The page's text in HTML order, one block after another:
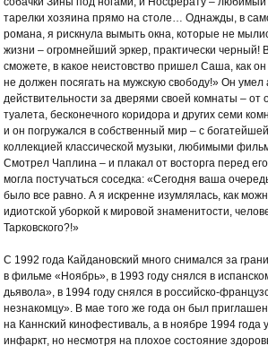
тарелки хозяина прямо на столе… Однажды, в
романа, я рискнула вымыть окна, которые не
жизни – огромнейший эркер, практически черный!
сможете, в какое неистовство пришел Саша, как
не должен посягать на мужскую свободу!» Он умел
действительности за дверями своей комнаты –
туалета, бесконечного коридора и других семи
и он погружался в собственный мир – с
коллекцией классической музыки, любимыми
Смотрел Чаплина – и плакал от восторга перед
могла постучаться соседка: «Сегодня ваша
было все равно. А я искренне изумлялась, как
идиотской уборкой к мировой знаменитости,
Тарковского?!»
С 1992 года Кайдановский много снимался за
в фильме «Ноябрь», в 1993 году снялся в
дьявола», в 1994 году снялся в российско-
незнакомцу». В мае того же года он был
на Каннский кинофестиваль, а в ноябре 1994 года
инфаркт, но несмотря на плохое состояние